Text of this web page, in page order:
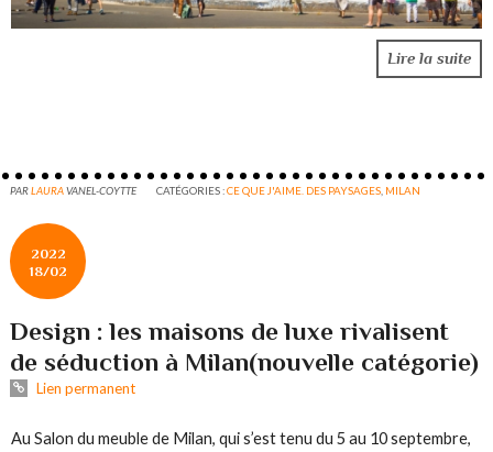
Lire la suite
PARLAURAVANEL-COYTTE CATÉGORIES :CE QUE J'AIME. DES PAYSAGES MILAN
2022
18/02
Design : les maisons de luxe rivalisent
de séduction à Milan(nouvelle catégorie)
Lien permanent
Au Salon du meuble de Milan, qui s’est tenu du 5 au 10 septembre,